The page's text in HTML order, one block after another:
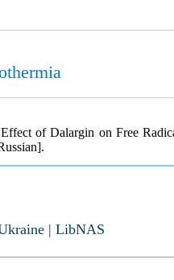
of Dalargin on Free
| LibNAS